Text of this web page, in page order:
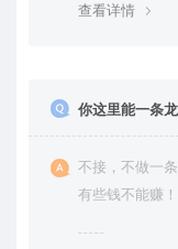
查看详情
你这里能一条
不接，不做一
有些钱不能赚！